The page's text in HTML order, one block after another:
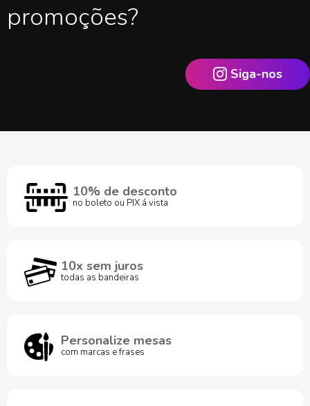
promoções?
Siga-nos
10% de desconto
no boleto ou PIX á vista
10x sem juros
todas as bandeiras
Personalize mesas
com marcas e frases